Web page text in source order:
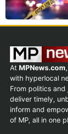
At MPNews.com
with hyperlocal
From politics
deliver timely,
inform and
of MP, all in one